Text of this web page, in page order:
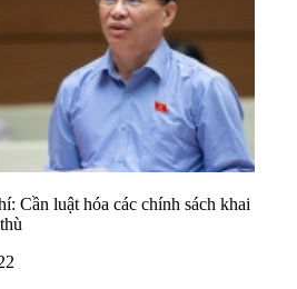
Cần luật hóa các chính sách khai